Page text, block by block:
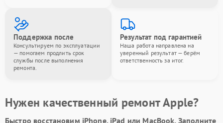
Поддержка после
Консультируем по эксплуатации
— помогаем продлить срок
службы после выполнения
ремонта.
Результат под гарантией
Наша работа направлена на
уверенный результат — берём
ответственность за итог.
Нужен качественный ремонт Apple?
Быстро восстановим iPhone, iPad или MacBook. Заполните